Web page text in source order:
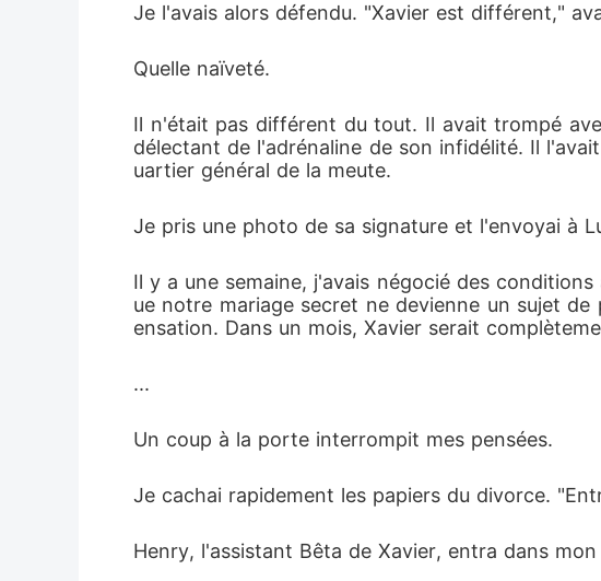
Je l'avais alors défendu. "Xavier est différent,"
Quelle naïveté.
Il n'était pas différent du tout. Il avait trompé
délectant de l'adrénaline de son infidélité. Il
uartier général de la meute.
Je pris une photo de sa signature et l'envoyai à
Il y a une semaine, j'avais négocié des
ue notre mariage secret ne devienne un sujet
ensation. Dans un mois, Xavier serait
...
Un coup à la porte interrompit mes pensées.
Je cachai rapidement les papiers du divorce.
Henry, l'assistant Bêta de Xavier, entra dans mon